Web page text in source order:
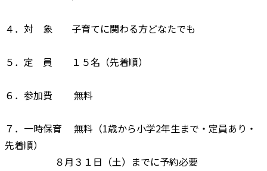
４．対 象 子育てに関わる方どなたでも
５．定 員 １５名（先着順）
６．参加費 無料
７．一時保育 無料（1歳から小学2年生まで・定員あり・
先着順）
８月３１日（土）までに予約必要